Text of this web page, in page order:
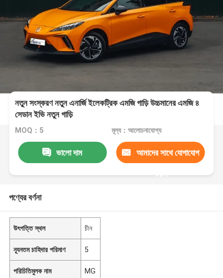
নতুন সংস্করণ নতুন এনার্জি ইলেকট্রিক এমজি গাড়ি উচ্চমানের এমজি ৪
সেডান ইভি নতুন গাড়ি
MOQ：5 মূল্য：আলোচনাযোগ্য
ভালো দাম আমাদের সাথে যোগাযোগ
করুন
পণ্যের বর্ণনা
উৎপত্তি স্থল চীন
ন্যূনতম চাহিদার পরিমাণ 5
পরিচিতিমুলক নাম MG